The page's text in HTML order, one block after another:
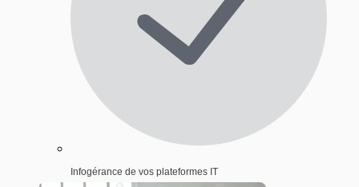
Infogérance de vos plateformes IT